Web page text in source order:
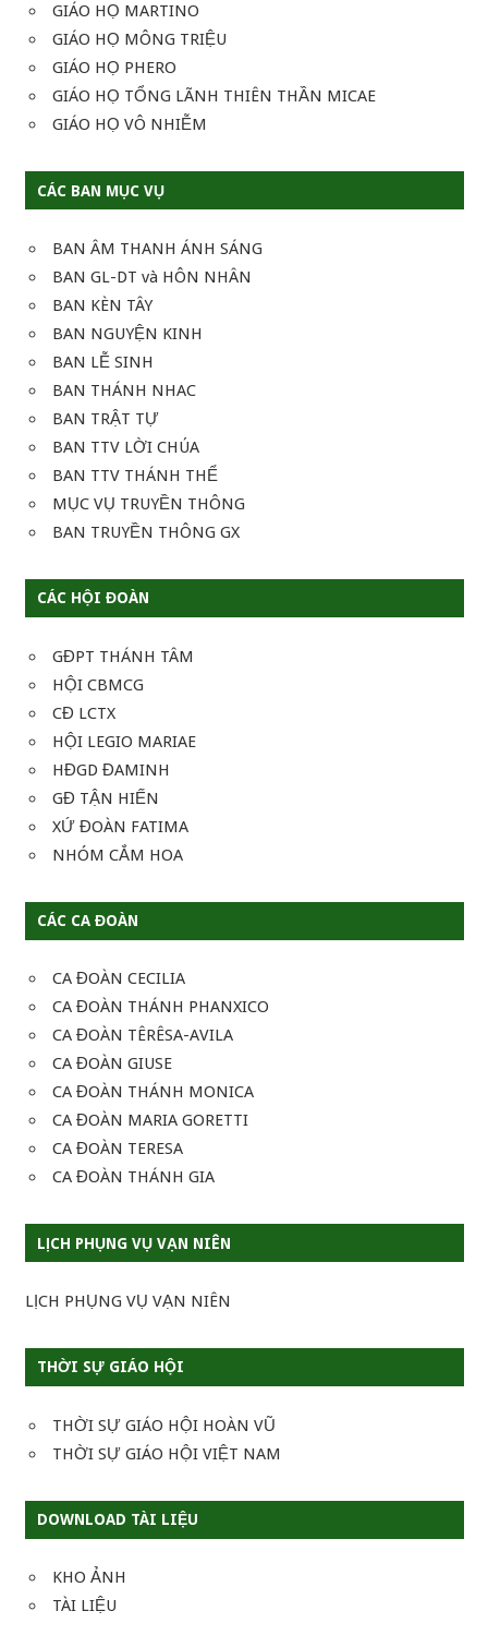
GIÁO HỌ MARTINO
GIÁO HỌ MÔNG TRIỆU
GIÁO HỌ PHERO
GIÁO HỌ TỔNG LÃNH THIÊN THẦN MICAE
GIÁO HỌ VÔ NHIỄM
CÁC BAN MỤC VỤ
BAN ÂM THANH ÁNH SÁNG
BAN GL-DT và HÔN NHÂN
BAN KÈN TÂY
BAN NGUYỆN KINH
BAN LỄ SINH
BAN THÁNH NHAC
BAN TRẬT TỰ
BAN TTV LỜI CHÚA
BAN TTV THÁNH THỂ
MỤC VỤ TRUYỀN THÔNG
BAN TRUYỀN THÔNG GX
CÁC HỘI ĐOÀN
GĐPT THÁNH TÂM
HỘI CBMCG
CĐ LCTX
HỘI LEGIO MARIAE
HĐGD ĐAMINH
GĐ TẬN HIẾN
XỨ ĐOÀN FATIMA
NHÓM CẮM HOA
CÁC CA ĐOÀN
CA ĐOÀN CECILIA
CA ĐOÀN THÁNH PHANXICO
CA ĐOÀN TÊRÊSA-AVILA
CA ĐOÀN GIUSE
CA ĐOÀN THÁNH MONICA
CA ĐOÀN MARIA GORETTI
CA ĐOÀN TERESA
CA ĐOÀN THÁNH GIA
LỊCH PHỤNG VỤ VẠN NIÊN
LỊCH PHỤNG VỤ VẠN NIÊN
THỜI SỰ GIÁO HỘI
THỜI SỰ GIÁO HỘI HOÀN VŨ
THỜI SỰ GIÁO HỘI VIỆT NAM
DOWNLOAD TÀI LIỆU
KHO ẢNH
TÀI LIỆU